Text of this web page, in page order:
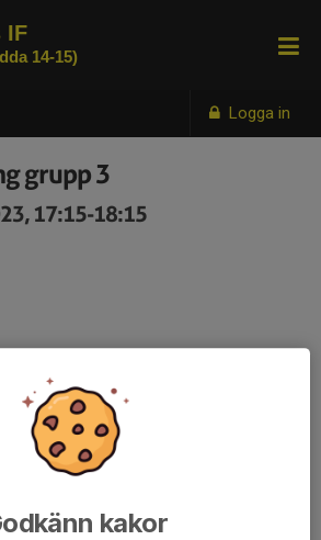
Logga in
IF
14-15)
grupp 3
17:15-18:15
kakor